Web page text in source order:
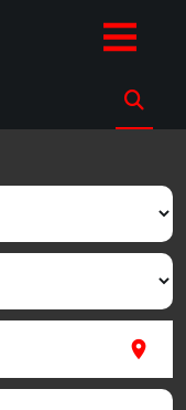
Targówek